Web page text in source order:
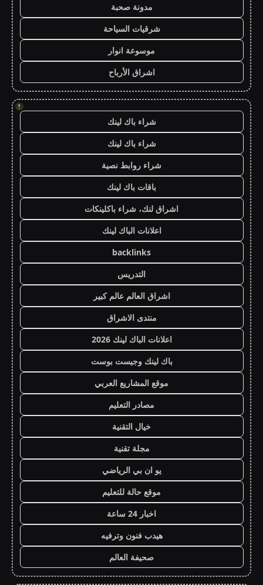
مدونة صحبة
شرقيات السياحة
موسوعة انوار
اشراق الأرباح
!
شراء باك لينك
شراء باك لينك
شراء روابط نصية
باقات باك لينك
اشراق لنك، شراء باكلينكات
اعلانات الباك لينك
backlinks
التدريس
اشراق العالم عالم كبير
منتدى الاشراق
اعلانات الباك لينك 2026
باك لينك وجيست بوست
موقع المشاريع العربي
مصادر التعليم
خيال التقنية
مجلة تقنية
يو ان بي الرياضي
موقع حالة للتعليم
اخبار 24 ساعة
هيدب فنون وترفيه
صحيفة العالم